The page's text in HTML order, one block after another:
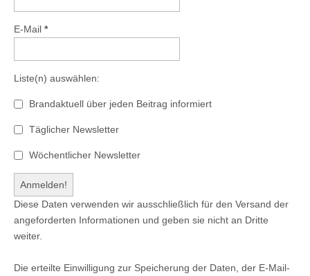
E-Mail *
Liste(n) auswählen:
Brandaktuell über jeden Beitrag informiert
Täglicher Newsletter
Wöchentlicher Newsletter
Diese Daten verwenden wir ausschließlich für den Versand der
angeforderten Informationen und geben sie nicht an Dritte
weiter.
Die erteilte Einwilligung zur Speicherung der Daten, der E-Mail-